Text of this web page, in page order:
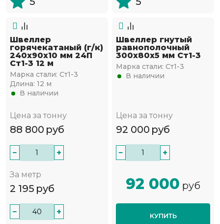
Швеллер
горячекатаный (г/к)
240х90х10 мм 24П
Ст1-3 12 м
Марка стали: Ст1-3
Длина: 12 м
В наличии
Цена за тонну
88 800 руб
− +
За метр
2 195 руб
− +
Швеллер гнутый
равнополочный
300х80х5 мм Ст1-3
Марка стали: Ст1-3
В наличии
Цена за тонну
92 000 руб
− +
92 000 руб
КУПИТЬ